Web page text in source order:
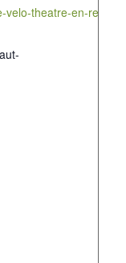
theatre-en-